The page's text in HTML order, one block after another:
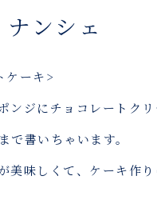
ンシェ
ケーキ>
ンジにチョコレートク
で書いちゃいます。
美味しくて、ケーキ作